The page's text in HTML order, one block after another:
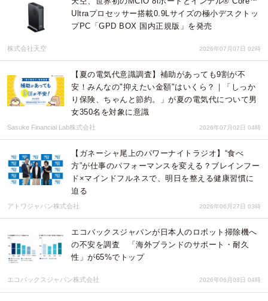
Ultraプロセッサー搭載0.9Lサイズの極小デスクトッ
プPC「GPD BOX 国内正規版」を発売
株式会社天空 2026年07月07日 02時
【夏の電気代意識調査】補助があっても9割が不
安！みんなの"抑えたい金額"はいくら？｜「しっか
り保険、ちゃんと節約。」が夏の電気代について男
女350名を対象に意識
Sasuke Financial Lab株式会社 2026年07月02日 04時
【ガネーシャ尾上のパワーナイトラジオ】“食べ
方”が仕事のパフォーマンスを変える？ブレインフー
ド×マインドフルネスで、明日を整える健康習慣に
迫る
アトワジャパン株式会社 2026年06月27日 03時
エコバックスジャパンが日本人のロボット掃除機へ
の不安を調査 「海外ブランドのサポート・耐久
性」が65%でトップ
エコバックスジャパン株式会社 2026年06月03日 04時